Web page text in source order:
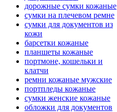
дорожные сумки кожаные
сумки на плечевом ремне
сумки для документов из
кожи
барсетки кожаные
планшеты кожаные
портмоне, кошельки и
клатчи
ремни кожаные мужские
портпледы кожаные
сумки женские кожаные
обложки для документов